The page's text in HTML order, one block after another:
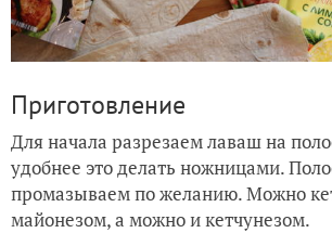
Приготовление
Для начала разрезаем лаваш на
удобнее это делать ножницами.
промазываем по желанию. Можно
майонезом, а можно и кетчунезом.